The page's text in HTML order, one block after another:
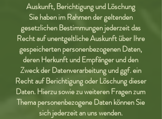
Auskunft, Berichtigung und Löschung
Sie haben im Rahmen der geltenden
gesetzlichen Bestimmungen jederzeit das
Recht auf unentgeltliche Auskunft über Ihre
gespeicherten personenbezogenen Daten,
deren Herkunft und Empfänger und den
Zweck der Datenverarbeitung und ggf. ein
Recht auf Berichtigung oder Löschung dieser
Daten. Hierzu sowie zu weiteren Fragen zum
Thema personenbezogene Daten können Sie
sich jederzeit an uns wenden.